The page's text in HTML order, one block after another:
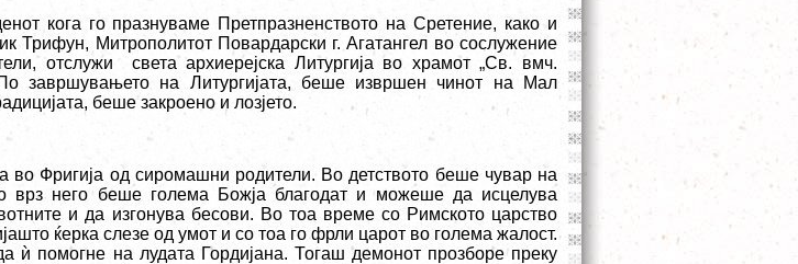
кога го празнуваме Претпразненството на Сретение, како и
Трифун, Митрополитот Повардарски г. Агатангел во сослужение
отслужи света архиерејска Литургија во храмот „Св. вмч.
завршувањето на Литургијата, беше извршен чинот на Мал
беше закроено и лозјето.
во Фригија од сиромашни родители. Во детството беше чувар на
врз него беше голема Божја благодат и можеше да исцелува
и да изгонува бесови. Во тоа време со Римското царство
ќерка слезе од умот и со тоа го фрли царот во голема жалост.
ѝ помогне на лудата Гордијана. Тогаш демонот прозборе преку